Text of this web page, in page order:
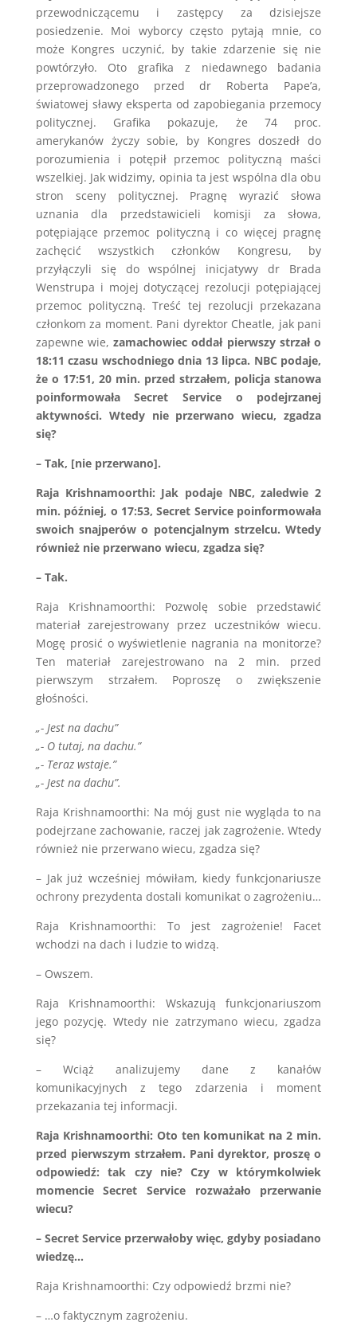
przewodniczącemu i zastępcy za dzisiejsze
posiedzenie. Moi wyborcy często pytają mnie, co
może Kongres uczynić, by takie zdarzenie się nie
powtórzyło. Oto grafika z niedawnego badania
przeprowadzonego przed dr Roberta Pape’a,
światowej sławy eksperta od zapobiegania przemocy
politycznej. Grafika pokazuje, że 74 proc.
amerykanów życzy sobie, by Kongres doszedł do
porozumienia i potępił przemoc polityczną maści
wszelkiej. Jak widzimy, opinia ta jest wspólna dla obu
stron sceny politycznej. Pragnę wyrazić słowa
uznania dla przedstawicieli komisji za słowa,
potępiające przemoc polityczną i co więcej pragnę
zachęcić wszystkich członków Kongresu, by
przyłączyli się do wspólnej inicjatywy dr Brada
Wenstrupa i mojej dotyczącej rezolucji potępiającej
przemoc polityczną. Treść tej rezolucji przekazana
członkom za moment. Pani dyrektor Cheatle, jak pani
zapewne wie,zamachowiec oddał pierwszy strzał o
18:11 czasu wschodniego dnia 13 lipca. NBC podaje,
że o 17:51, 20 min. przed strzałem, policja stanowa
poinformowała Secret Service o podejrzanej
aktywności. Wtedy nie przerwano wiecu, zgadza
się?
– Tak, [nie przerwano].
Raja Krishnamoorthi: Jak podaje NBC, zaledwie 2
min. później, o 17:53, Secret Service poinformowała
swoich snajperów o potencjalnym strzelcu. Wtedy
również nie przerwano wiecu, zgadza się?
– Tak.
Raja Krishnamoorthi: Pozwolę sobie przedstawić
materiał zarejestrowany przez uczestników wiecu.
Mogę prosić o wyświetlenie nagrania na monitorze?
Ten materiał zarejestrowano na 2 min. przed
pierwszym strzałem. Poproszę o zwiększenie
głośności.
„- Jest na dachu”
„- O tutaj, na dachu.”
„- Teraz wstaje.”
„- Jest na dachu”.
Raja Krishnamoorthi: Na mój gust nie wygląda to na
podejrzane zachowanie, raczej jak zagrożenie. Wtedy
również nie przerwano wiecu, zgadza się?
– Jak już wcześniej mówiłam, kiedy funkcjonariusze
ochrony prezydenta dostali komunikat o zagrożeniu…
Raja Krishnamoorthi: To jest zagrożenie! Facet
wchodzi na dach i ludzie to widzą.
– Owszem.
Raja Krishnamoorthi: Wskazują funkcjonariuszom
jego pozycję. Wtedy nie zatrzymano wiecu, zgadza
się?
– Wciąż analizujemy dane z kanałów
komunikacyjnych z tego zdarzenia i moment
przekazania tej informacji.
Raja Krishnamoorthi: Oto ten komunikat na 2 min.
przed pierwszym strzałem. Pani dyrektor, proszę o
odpowiedź: tak czy nie? Czy w którymkolwiek
momencie Secret Service rozważało przerwanie
wiecu?
– Secret Service przerwałoby więc, gdyby posiadano
wiedzę…
Raja Krishnamoorthi: Czy odpowiedź brzmi nie?
– …o faktycznym zagrożeniu.